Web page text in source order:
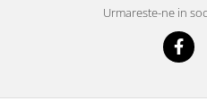
Urmareste-ne in